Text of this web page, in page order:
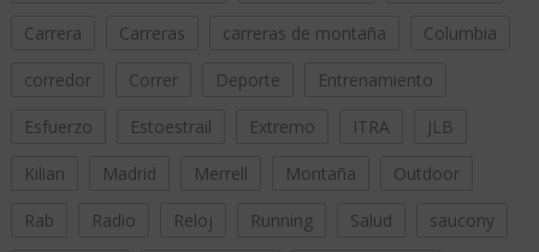
Carrera Carreras carreras de montaña Columbia
corredor Correr Deporte Entrenamiento
Esfuerzo Estoestrail Extremo ITRA JLB
Kilian Madrid Merrell Montaña Outdoor
Rab Radio Reloj Running Salud saucony